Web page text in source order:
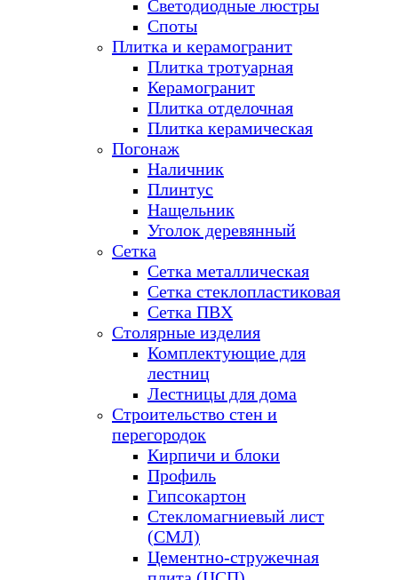
Светодиодные люстры
Споты
Плитка и керамогранит
Плитка тротуарная
Керамогранит
Плитка отделочная
Плитка керамическая
Погонаж
Наличник
Плинтус
Нащельник
Уголок деревянный
Сетка
Сетка металлическая
Сетка стеклопластиковая
Сетка ПВХ
Столярные изделия
Комплектующие для
лестниц
Лестницы для дома
Строительство стен и
перегородок
Кирпичи и блоки
Профиль
Гипсокартон
Стекломагниевый лист
(СМЛ)
Цементно-стружечная